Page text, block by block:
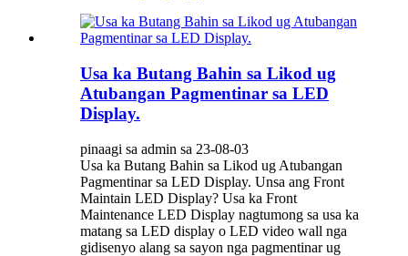
Usa ka Butang Bahin sa Likod ug
Atubangan Pagmentinar sa LED
Display.
pinaagi sa admin sa 23-08-03
Usa ka Butang Bahin sa Likod ug Atubangan
Pagmentinar sa LED Display. Unsa ang Front
Maintain LED Display? Usa ka Front
Maintenance LED Display nagtumong sa usa ka
matang sa LED display o LED video wall nga
gidisenyo alang sa sayon ​​nga pagmentinar ug